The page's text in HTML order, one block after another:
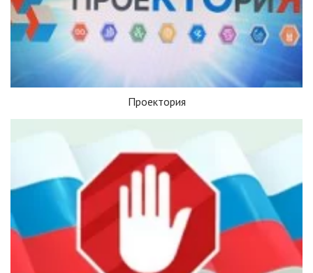
Проектория